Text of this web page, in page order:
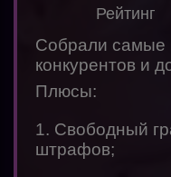
Собрали самые
конкурентов и
Плюсы:
1. Свободный
штрафов;
Рейтинг